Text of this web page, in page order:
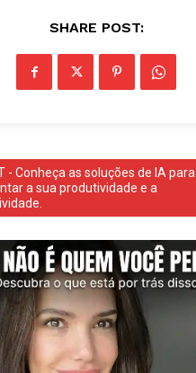
SHARE POST:
- Conheça as soluções de IA para
a sua produtividade e a